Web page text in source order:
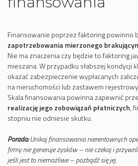
Finansowanie poprzez faktoring powinno
zapotrzebowania mierzonego
Nie ma znaczenia czy będzie to faktoring
mieszana. W przypadku słabszej kondycji
okazać zabezpieczenie wypłacanych
na nieruchomości lub zastawem
Skala finansowania powinna zapewnić
realizację jego zobowiązań płatniczych,
stopniu nie odniesie skutku.
Porada:Unikaj finansowania nierentownych
firmy nie generuje zysków – nie czekaj i
jeśli jest to niemożliwe – pozbądź się jej.